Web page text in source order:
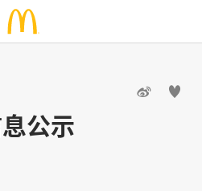
 
公示